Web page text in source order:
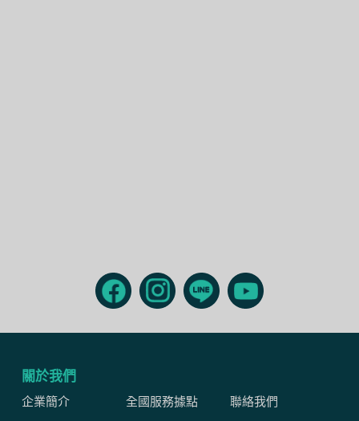
關於我們
企業簡介 全國服務據點 聯絡我們